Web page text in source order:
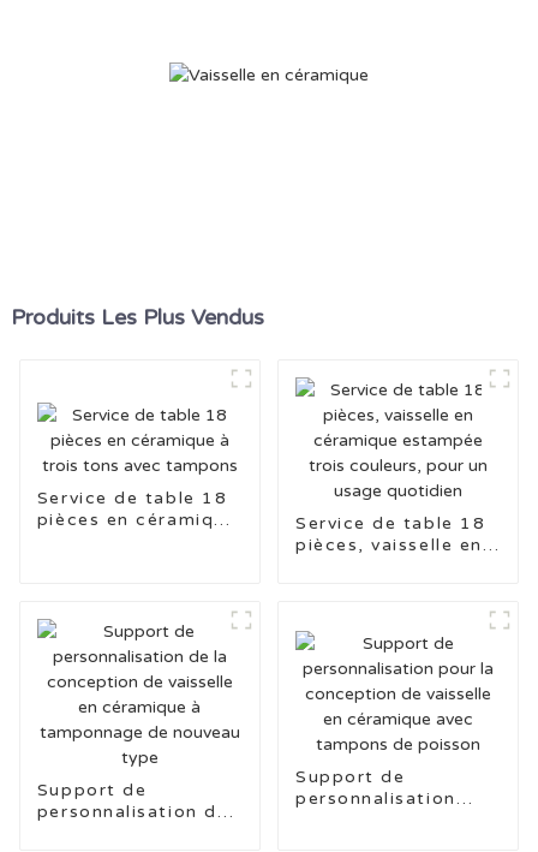
Produits Les Plus Vendus
Service de table 18
pièces en céramique
Service de table 18
pièces, vaisselle en
Support de
personnalisation de
Support de
personnalisation